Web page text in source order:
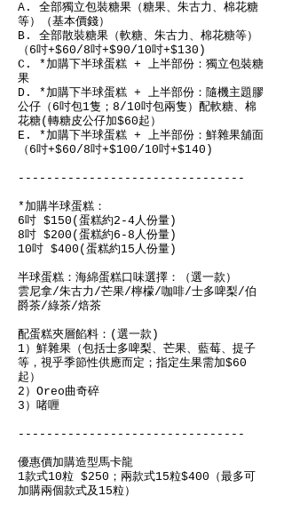
A. 全部獨立包裝糖果（糖果、朱古力、棉花糖
等）（基本價錢）
B. 全部散裝糖果（軟糖、朱古力、棉花糖等）
（6吋+$60/8吋+$90/10吋+$130)
C. *加購下半球蛋糕 + 上半部份：獨立包裝糖
果
D. *加購下半球蛋糕 + 上半部份：隨機主題膠
公仔（6吋包1隻；8/10吋包兩隻）配軟糖、棉
花糖(轉糖皮公仔加$60起）
E. *加購下半球蛋糕 + 上半部份：鮮雜果舖面
（6吋+$60/8吋+$100/10吋+$140)
--------------------------------
*加購半球蛋糕：
6吋 $150(蛋糕約2-4人份量)
8吋 $200(蛋糕約6-8人份量)
10吋 $400(蛋糕約15人份量)
半球蛋糕：海綿蛋糕口味選擇：（選一款）
雲尼拿/朱古力/芒果/檸檬/咖啡/士多啤梨/伯
爵茶/綠茶/焙茶
配蛋糕夾層餡料：(選一款)
1）鮮雜果（包括士多啤梨、芒果、藍莓、提子
等，視乎季節性供應而定；指定生果需加$60
起）
2）Oreo曲奇碎
3）啫喱
--------------------------------
優惠價加購造型馬卡龍
1款式10粒 $250；兩款式15粒$400（最多可
加購兩個款式及15粒）